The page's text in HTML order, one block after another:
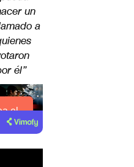
un
a
él”
el